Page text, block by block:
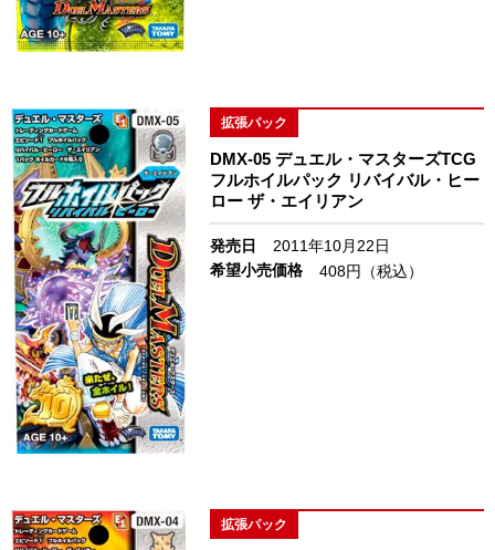
拡張パック
DMX-05 デュエル・マスターズTCG
フルホイルパック リバイバル・ヒー
ロー ザ・エイリアン
発売日
2011年10月22日
希望小売価格
408円（税込）
拡張パック